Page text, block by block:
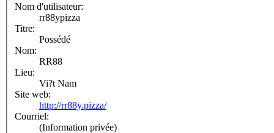
Nom d'utilisateur:
rr88ypizza
Titre:
Possédé
Nom:
RR88
Lieu:
Vi?t Nam
Site web:
http://rr88y.pizza/
Courriel:
(Information privée)